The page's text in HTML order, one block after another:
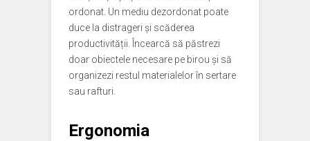
ordonat. Un mediu dezordonat poate
duce la distrageri și scăderea
productivității. Încearcă să păstrezi
doar obiectele necesare pe birou și să
organizezi restul materialelor în sertare
sau rafturi.
Ergonomia